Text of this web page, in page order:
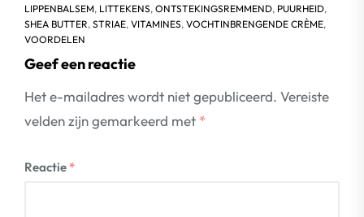
LIPPENBALSEM, LITTEKENS, ONTSTEKINGSREMMEND, PUURHEID,
SHEA BUTTER, STRIAE, VITAMINES, VOCHTINBRENGENDE CRÈME,
VOORDELEN
Geef een reactie
Het e-mailadres wordt niet gepubliceerd. Vereiste
velden zijn gemarkeerd met *
Reactie *